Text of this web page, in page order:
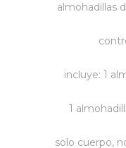
almohadillas
incluye: 1
1
solo cuerpo,